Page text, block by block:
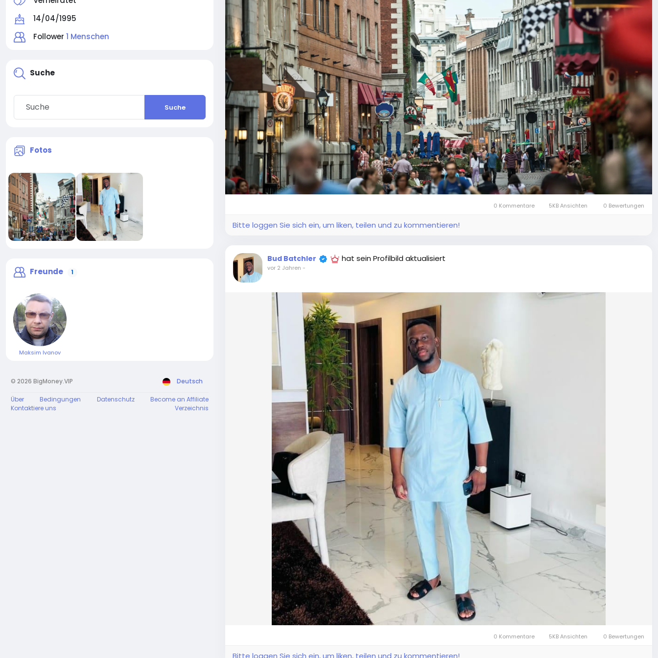
14/04/1995
Follower 1 Menschen
Suche
Suche
Fotos
Freunde 1
Maksim Ivanov
© 2026 BigMoney.VIP Deutsch
Über Bedingungen Datenschutz
Become an Affiliate
Kontaktiere uns
Verzeichnis
0 Kommentare 5KB Ansichten 0 Bewertungen
Bitte loggen Sie sich ein, um liken, teilen und zu kommentieren!
Bud Batchler hat sein Profilbild aktualisiert
vor 2 Jahren -
0 Kommentare 5KB Ansichten 0 Bewertungen